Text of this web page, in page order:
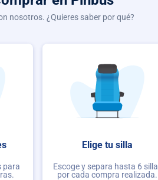
nosotros. ¿Quieres saber por qué?
para
Elige tu silla
Escoge y separa hasta 6
por cada compra realizada.